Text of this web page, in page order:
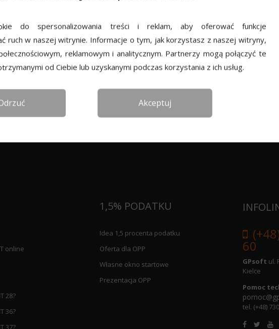
następny
online
28?
36?
37?
1,5% PODATKU
Idea 1,5 procenta podatku
Oferta dla OPP
Własne okno startowe
Prezentacja OPP
60
GPsoft ul.
Kielce
Pomoc
tel. (+48)
do spersonalizowania treści i reklam, aby oferować funkcje
ruch w naszej witrynie. Informacje o tym, jak korzystasz z naszej witryny,
reklamowym i analitycznym. Partnerzy mogą połączyć te
od Ciebie lub uzyskanymi podczas korzystania z ich usług.
Akceptuj